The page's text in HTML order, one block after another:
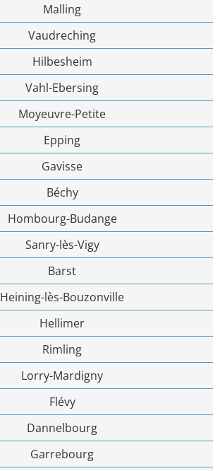
Malling
Vaudreching
Hilbesheim
Vahl-Ebersing
Moyeuvre-Petite
Epping
Gavisse
Béchy
Hombourg-Budange
Sanry-lès-Vigy
Barst
Heining-lès-Bouzonville
Hellimer
Rimling
Lorry-Mardigny
Flévy
Dannelbourg
Garrebourg